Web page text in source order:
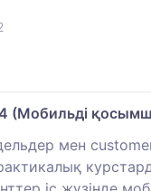
4 (Мобильді
мен